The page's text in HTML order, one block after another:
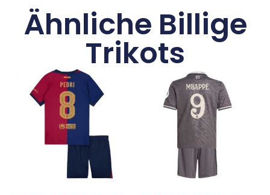
Ähnliche Billige
Trikots